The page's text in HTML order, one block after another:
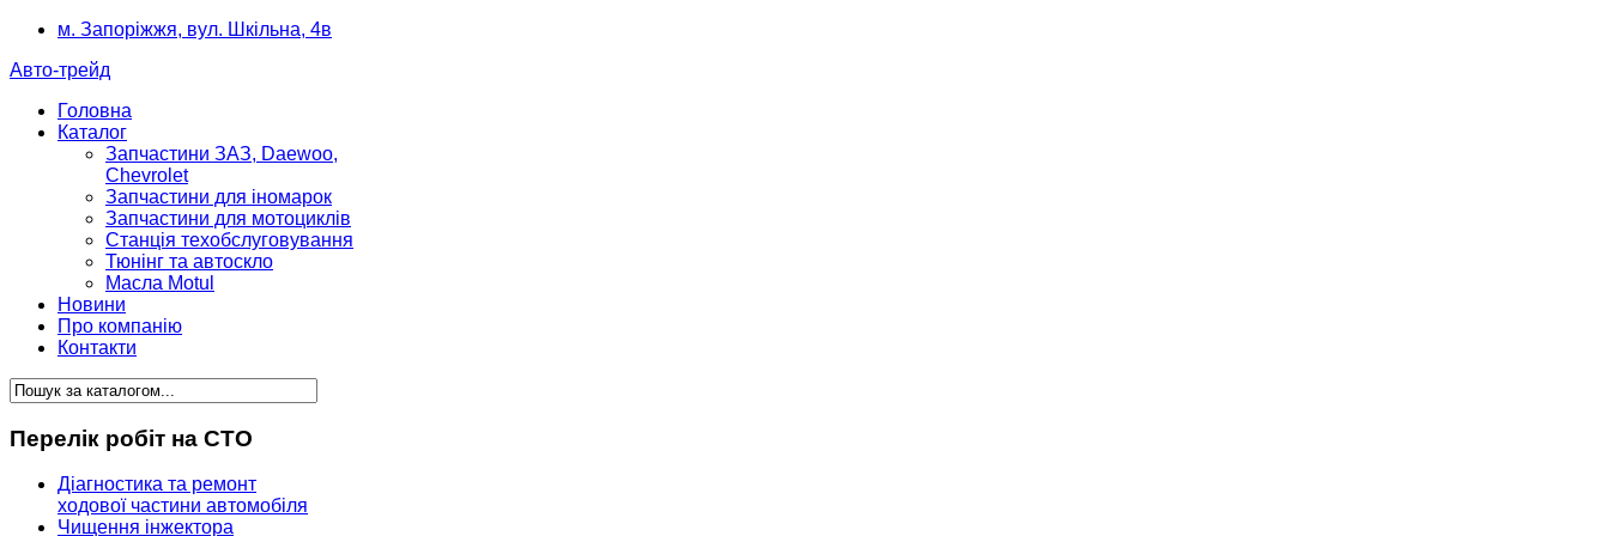
м. Запоріжжя, вул. Шкільна, 4в
Авто-трейд
Головна
Каталог
Запчастини ЗАЗ, Daewoo,
Chevrolet
Запчастини для іномарок
Запчастини для мотоциклів
Станція техобслуговування
Тюнінг та автоскло
Масла Motul
Новини
Про компанію
Контакти
Перелік робіт на СТО
Діагностика та ремонт
ходової частини автомобіля
Чищення інжектора